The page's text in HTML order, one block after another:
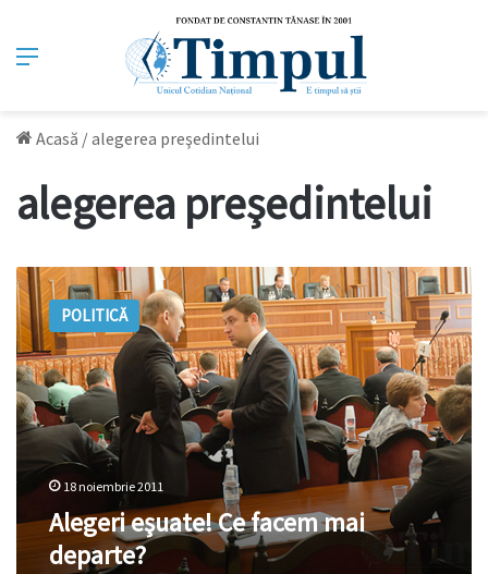
Meniu
Acasă /alegerea preşedintelui
alegerea preşedintelui
Alegeri
eşuate!
Ce
facem
mai
departe?
POLITICĂ
18 noiembrie 2011
Alegeri eşuate! Ce facem mai
departe?